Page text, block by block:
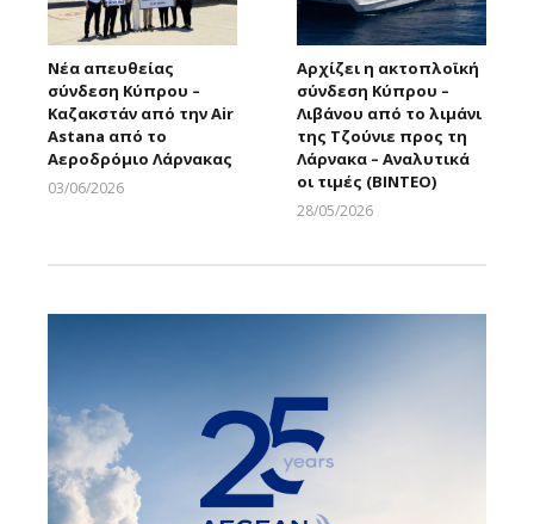
Νέα απευθείας
σύνδεση Κύπρου –
Καζακστάν από την Air
Astana από το
Αεροδρόμιο Λάρνακας
03/06/2026
Αρχίζει η ακτοπλοϊκή
σύνδεση Κύπρου –
Λιβάνου από το λιμάνι
της Τζούνιε προς τη
Λάρνακα – Αναλυτικά
οι τιμές (ΒΙΝΤΕΟ)
28/05/2026